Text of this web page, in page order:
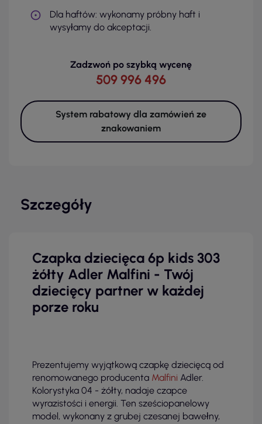
Dla haftów: wykonamy próbny haft i
wysyłamy do akceptacji.
Zadzwoń po szybką wycenę
509 996 496
System rabatowy dla zamówień ze
znakowaniem
Szczegóły
Czapka dziecięca 6p kids 303
żółty Adler Malfini - Twój
dziecięcy partner w każdej
porze roku
Prezentujemy wyjątkową czapkę dziecięcą od
renomowanego producenta Malfini Adler.
Kolorystyka 04 - żółty, nadaje czapce
wyrazistości i energii. Ten sześciopanelowy
model, wykonany z grubej czesanej bawełny,